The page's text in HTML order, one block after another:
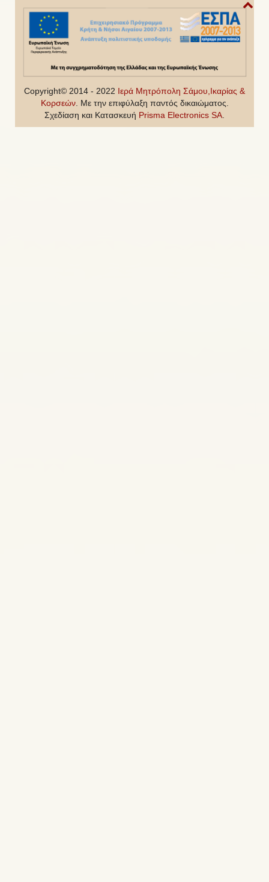
Copyright© 2014 - 2022 Ιερά Μητρόπολη Σάμου,Ικαρίας &
Κορσεών. Με την επιφύλαξη παντός δικαιώματος.
Σχεδίαση και Κατασκευή Prisma Electronics SA.